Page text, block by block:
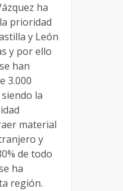
ha
prioridad
y León
y por ello
han
3.000
la
material
y
de todo
ha
región.